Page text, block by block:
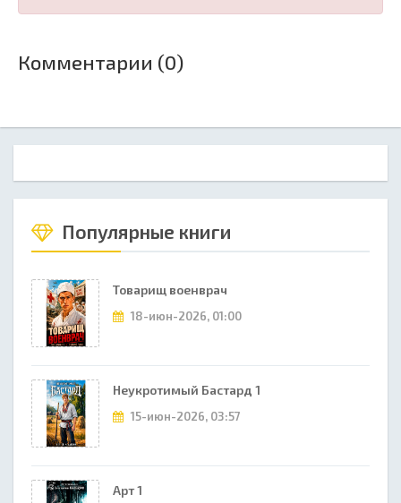
Комментарии (0)
Популярные книги
Товарищ военврач
18-июн-2026, 01:00
Неукротимый Бастард 1
15-июн-2026, 03:57
Арт 1